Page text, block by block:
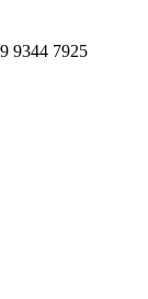
9344 7925